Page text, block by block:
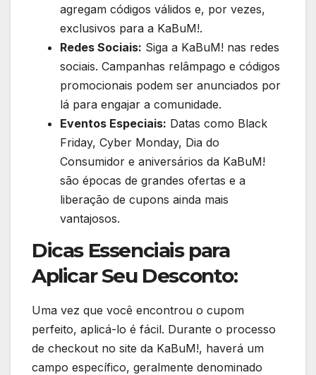
agregam códigos válidos e, por vezes,
exclusivos para a KaBuM!.
Redes Sociais: Siga a KaBuM! nas redes
sociais. Campanhas relâmpago e códigos
promocionais podem ser anunciados por
lá para engajar a comunidade.
Eventos Especiais: Datas como Black
Friday, Cyber Monday, Dia do
Consumidor e aniversários da KaBuM!
são épocas de grandes ofertas e a
liberação de cupons ainda mais
vantajosos.
Dicas Essenciais para
Aplicar Seu Desconto:
Uma vez que você encontrou o cupom
perfeito, aplicá-lo é fácil. Durante o processo
de checkout no site da KaBuM!, haverá um
campo específico, geralmente denominado